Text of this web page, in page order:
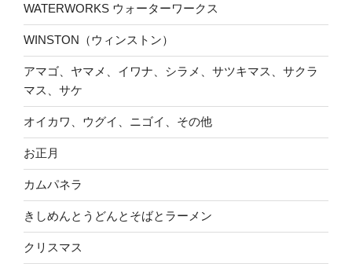
WATERWORKS ウォーターワークス
WINSTON（ウィンストン）
アマゴ、ヤマメ、イワナ、シラメ、サツキマス、サクラ
マス、サケ
オイカワ、ウグイ、ニゴイ、その他
お正月
カムパネラ
きしめんとうどんとそばとラーメン
クリスマス